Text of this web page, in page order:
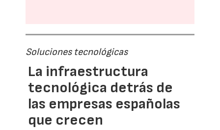
Soluciones tecnológicas
La infraestructura
tecnológica detrás de
las empresas españolas
que crecen